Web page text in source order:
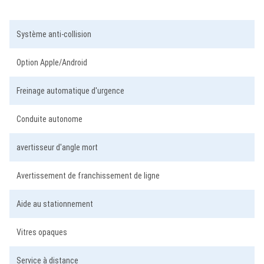
Système anti-collision
Option Apple/Android
Freinage automatique d'urgence
Conduite autonome
avertisseur d'angle mort
Avertissement de franchissement de ligne
Aide au stationnement
Vitres opaques
Service à distance